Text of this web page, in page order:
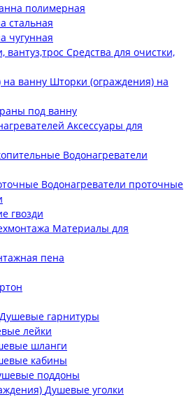
полимерная
стальная
чугунная
Средства для очистки,
Шторки (ограждения) на
под ванну
Аксессуары для
Водонагреватели
Водонагреватели проточные
гвозди
Материалы для
пена
Душевые гарнитуры
лейки
шланги
кабины
поддоны
Душевые уголки